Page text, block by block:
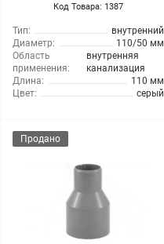
Код Товара: 1387
Тип:
внутренний
Диаметр:
110/50 мм
Область
применения:
внутренняя
канализация
Длина:
110 мм
Цвет:
серый
Продано